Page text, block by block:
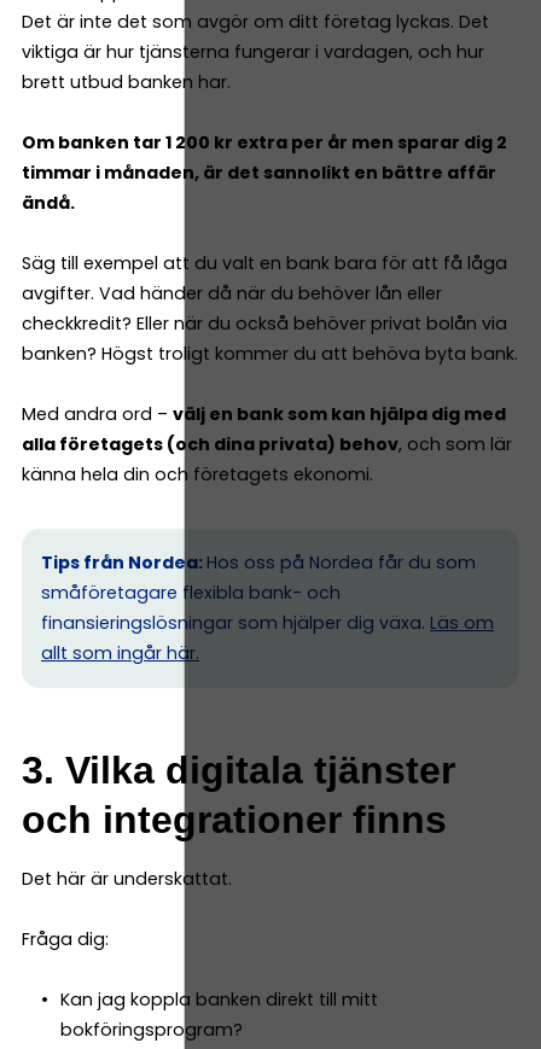
Det är inte det som avgör om ditt företag lyckas. Det
viktiga är hur tjänsterna fungerar i vardagen, och hur
brett utbud banken har.
Om banken tar 1 200 kr extra per år men sparar dig 2
timmar i månaden, är det sannolikt en bättre affär
ändå.
Säg till exempel att du valt en bank bara för att få låga
avgifter. Vad händer då när du behöver lån eller
checkkredit? Eller när du också behöver privat bolån via
banken? Högst troligt kommer du att behöva byta bank.
Med andra ord – välj en bank som kan hjälpa dig med
alla företagets (och dina privata) behov, och som lär
känna hela din och företagets ekonomi.
Tips från Nordea: Hos oss på Nordea får du som
småföretagare flexibla bank- och
finansieringslösningar som hjälper dig växa. Läs om
allt som ingår här.
3. Vilka digitala tjänster
och integrationer finns
Det här är underskattat.
Fråga dig:
Kan jag koppla banken direkt till mitt
bokföringsprogram?